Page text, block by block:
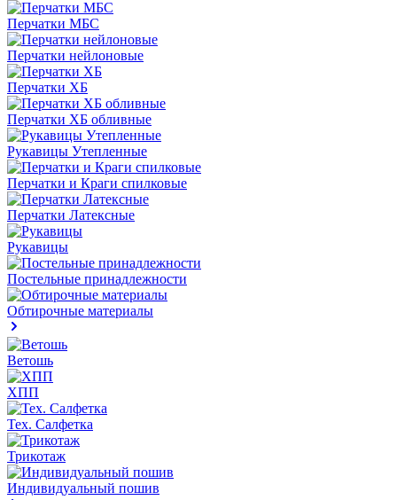
Перчатки МБС
Перчатки нейлоновые
Перчатки ХБ
Перчатки ХБ обливные
Рукавицы Утепленные
Перчатки и Краги спилковые
Перчатки Латексные
Рукавицы
Постельные принадлежности
Обтирочные материалы
Ветошь
ХПП
Тех. Салфетка
Трикотаж
Индивидуальный пошив